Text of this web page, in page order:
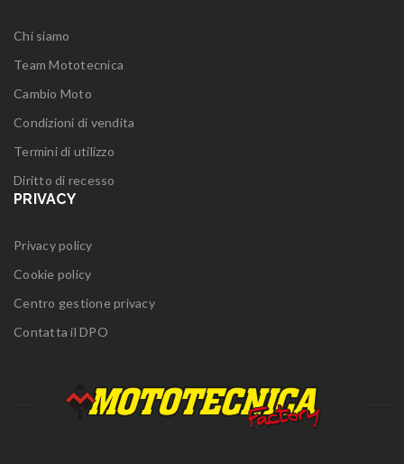
Chi siamo
Team Mototecnica
Cambio Moto
Condizioni di vendita
Termini di utilizzo
Diritto di recesso
PRIVACY
Privacy policy
Cookie policy
Centro gestione privacy
Contatta il DPO